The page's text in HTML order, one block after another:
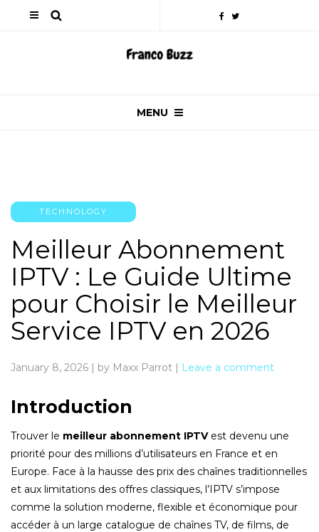
MENU
TECHNOLOGY
Meilleur Abonnement
IPTV : Le Guide Ultime
pour Choisir le Meilleur
Service IPTV en 2026
January 8, 2026 | by Maxx Parrot | Leave a comment
Introduction
Trouver le meilleur abonnement IPTVest devenu une
priorité pour des millions d’utilisateurs en France et en
Europe. Face à la hausse des prix des chaînes traditionnelles
et aux limitations des offres classiques, l’IPTV s’impose
comme la solution moderne, flexible et économique pour
accéder à un large catalogue de chaînes TV, de films, de